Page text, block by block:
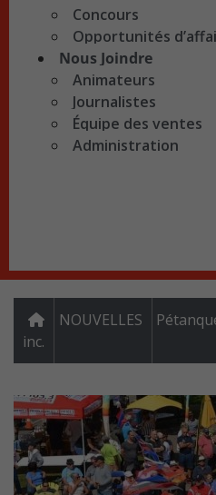
Concours
Opportunités
Nous Joindre
Animateurs
Journalistes
Équipe des ventes
Administration
NOUVELLES
inc.